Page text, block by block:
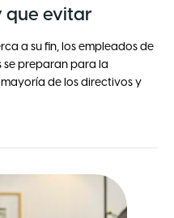
que evitar
a su fin, los empleados de
se preparan para la
de los directivos y